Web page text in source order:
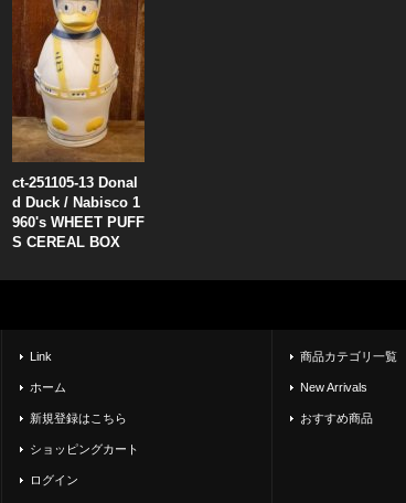
ct-251105-13 Donal
d Duck / Nabisco 1
960's WHEET PUFF
S CEREAL BOX
Link
ホーム
新規登録はこちら
ショッピングカート
ログイン
商品カテゴリ一覧
New Arrivals
おすすめ商品